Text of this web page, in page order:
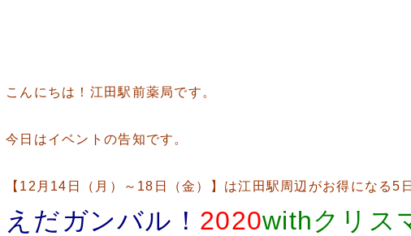
こんにちは！江田駅前薬局です。
今日はイベントの告知です。
【12月14日（月）～18日（金）】は江田駅周辺がお得になる5
えだガンバル！ 2020withクリス